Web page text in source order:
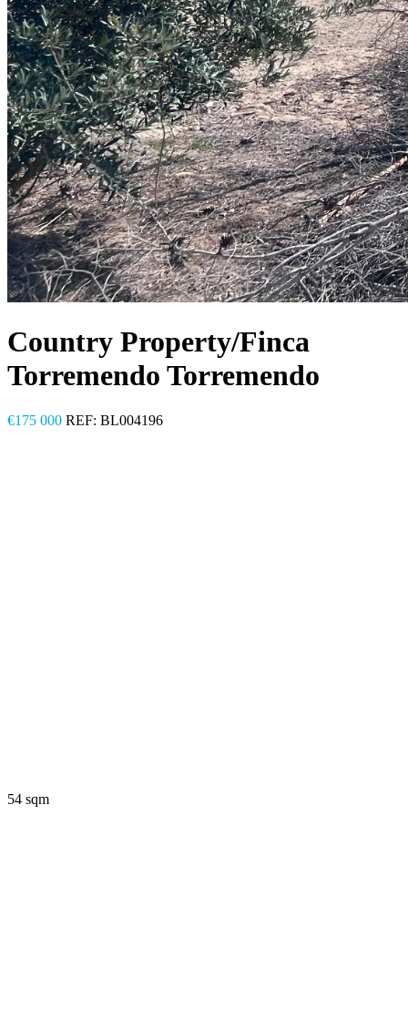
Country Property/Finca
Torremendo Torremendo
€175 000 REF: BL004196
54 sqm